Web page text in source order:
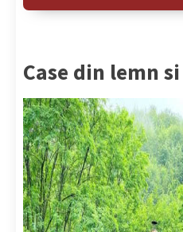
Case din lemn